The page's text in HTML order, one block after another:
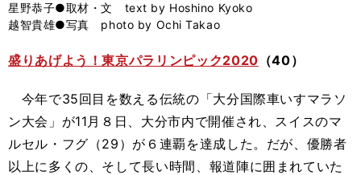
バ
星野恭子●取材・文 text by Hoshino Kyoko
越智貴雄●写真 photo by Ochi Takao
盛りあげよう！東京パラリンピック2020 （40）
今年で35回目を数える伝統の「大分国際車いすマラソ
ン大会」が11月８日、大分市内で開催され、スイスのマ
ルセル・フグ（29）が６連覇を達成した。だが、優勝者
以上に多くの、そして長い時間、報道陣に囲まれていた